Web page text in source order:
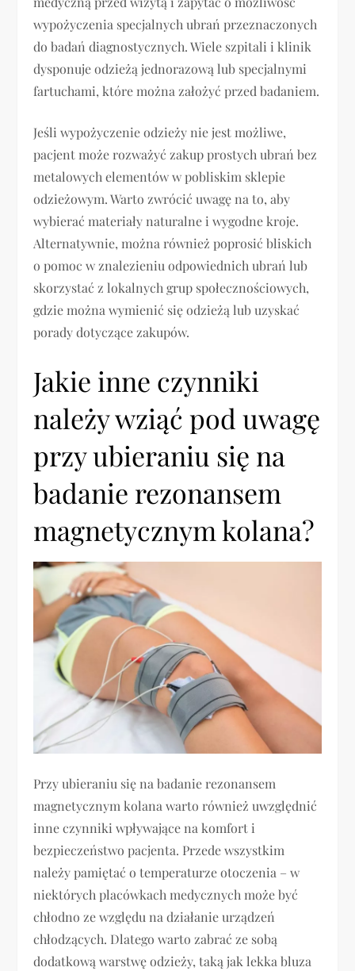
wypożyczenia specjalnych ubrań przeznaczonych
do badań diagnostycznych. Wiele szpitali i klinik
dysponuje odzieżą jednorazową lub specjalnymi
fartuchami, które można założyć przed badaniem.
Jeśli wypożyczenie odzieży nie jest możliwe,
pacjent może rozważyć zakup prostych ubrań bez
metalowych elementów w pobliskim sklepie
odzieżowym. Warto zwrócić uwagę na to, aby
wybierać materiały naturalne i wygodne kroje.
Alternatywnie, można również poprosić bliskich
o pomoc w znalezieniu odpowiednich ubrań lub
skorzystać z lokalnych grup społecznościowych,
gdzie można wymienić się odzieżą lub uzyskać
porady dotyczące zakupów.
Jakie inne czynniki
należy wziąć pod uwagę
przy ubieraniu się na
badanie rezonansem
magnetycznym kolana?
Przy ubieraniu się na badanie rezonansem
magnetycznym kolana warto również uwzględnić
inne czynniki wpływające na komfort i
bezpieczeństwo pacjenta. Przede wszystkim
należy pamiętać o temperaturze otoczenia – w
niektórych placówkach medycznych może być
chłodno ze względu na działanie urządzeń
chłodzących. Dlatego warto zabrać ze sobą
dodatkową warstwę odzieży, taką jak lekka bluza